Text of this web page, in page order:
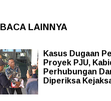
BACA LAINNYA
Kasus Dugaan
Proyek PJU,
Perhubungan
Diperiksa